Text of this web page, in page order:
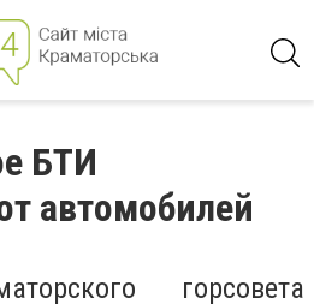
БТИ
автомобилей
горсовета